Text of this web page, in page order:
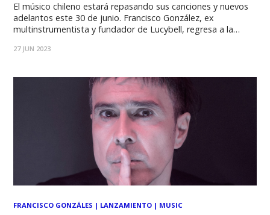
El músico chileno estará repasando sus canciones y nuevos
adelantos este 30 de junio. Francisco González, ex
multinstrumentista y fundador de Lucybell, regresa a la
en el Hard Rock Cafe Santiago. La presentación agendada
27 JUN 2023
FRANCISCO GONZÁLES | LANZAMIENTO | MUSIC